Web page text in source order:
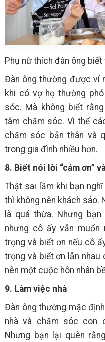
Phụ nữ thích đàn ông
Đàn ông thường được ví
khi có vợ họ thường
sóc. Mà không biết
tâm chăm sóc. Vì thế
chăm sóc bản thân và
trong gia đình nhiều hơn.
8. Biết nói lời “cảm ơn”
Thật sai lầm khi bạn
thì không nên khách sáo.
là quá thừa. Nhưng
nhưng cô ấy vẫn
trọng và biết ơn nếu cô
trọng và biết ơn lẫn nhau
nên một cuộc hôn nhân
9. Làm việc nhà
Đàn ông thường mặc
nhà và chăm sóc con
Nhưng bạn lại quên